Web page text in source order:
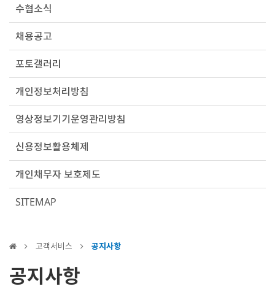
수협소식
채용공고
포토갤러리
개인정보처리방침
영상정보기기운영관리방침
신용정보활용체제
개인채무자 보호제도
SITEMAP
고객서비스 공지사항
공지사항